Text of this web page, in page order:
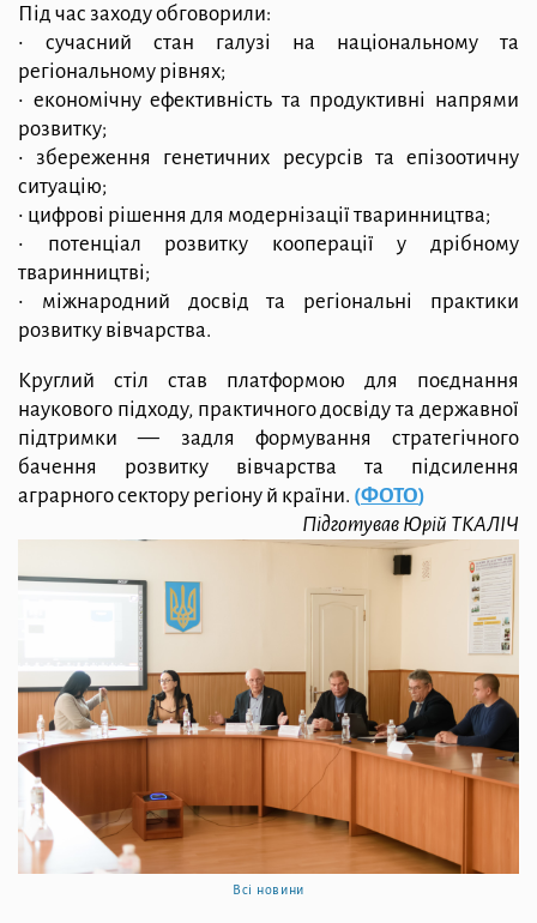
Під час заходу обговорили:
• сучасний стан галузі на національному та
регіональному рівнях;
• економічну ефективність та продуктивні напрями
розвитку;
• збереження генетичних ресурсів та епізоотичну
ситуацію;
• цифрові рішення для модернізації тваринництва;
• потенціал розвитку кооперації у дрібному
тваринництві;
• міжнародний досвід та регіональні практики
розвитку вівчарства.
Круглий стіл став платформою для поєднання
наукового підходу, практичного досвіду та державної
підтримки — задля формування стратегічного
бачення розвитку вівчарства та підсилення
аграрного сектору регіону й країни. (ФОТО)
Підготував Юрій ТКАЛІЧ
Всі новини